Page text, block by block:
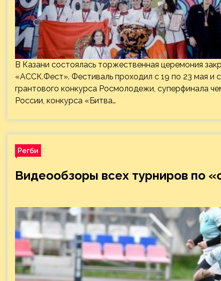
В Казани состоялась торжественная церемония
«АССК.Фест». Фестиваль проходил с 19 по 23 мая и
грантового конкурса Росмолодежи, суперфинала
России, конкурса «Битва…
Регби
Видеообзоры всех турниров по